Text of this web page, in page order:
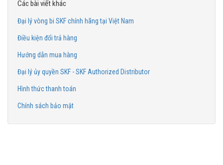
Các bài viết khác
Đại lý vòng bi SKF chính hãng tại Việt Nam
Điều kiện đổi trả hàng
Hướng dẫn mua hàng
Đại lý ủy quyền SKF - SKF Authorized Distributor
Hình thức thanh toán
Chính sách bảo mật